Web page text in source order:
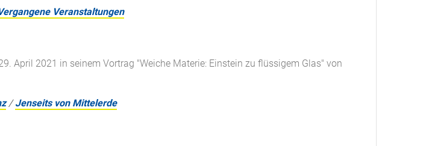
Veranstaltungen
April 2021 in seinem Vortrag "Weiche Materie: Einstein zu flüssigem Glas" von
/Jenseits von Mittelerde